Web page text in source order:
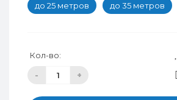
до 25 метров до 35 метров
Кол-во:
- +